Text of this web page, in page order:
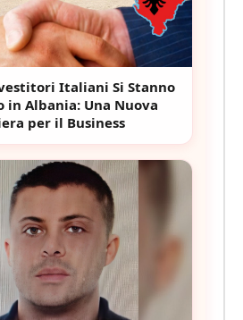
Italiani Si Stanno
in Albania: Una Nuova
per il Business